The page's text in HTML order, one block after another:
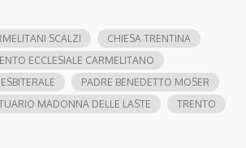
SCALZI
CHIESA TRENTINA
ECCLESIALE CARMELITANO
PADRE BENEDETTO MOSER
MADONNA DELLE LASTE
TRENTO